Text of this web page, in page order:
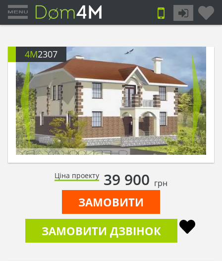
4M2307
Ціна проекту 39 900 грн
ЗАМОВИТИ
ЗАМОВИТИ ДЗВІНОК